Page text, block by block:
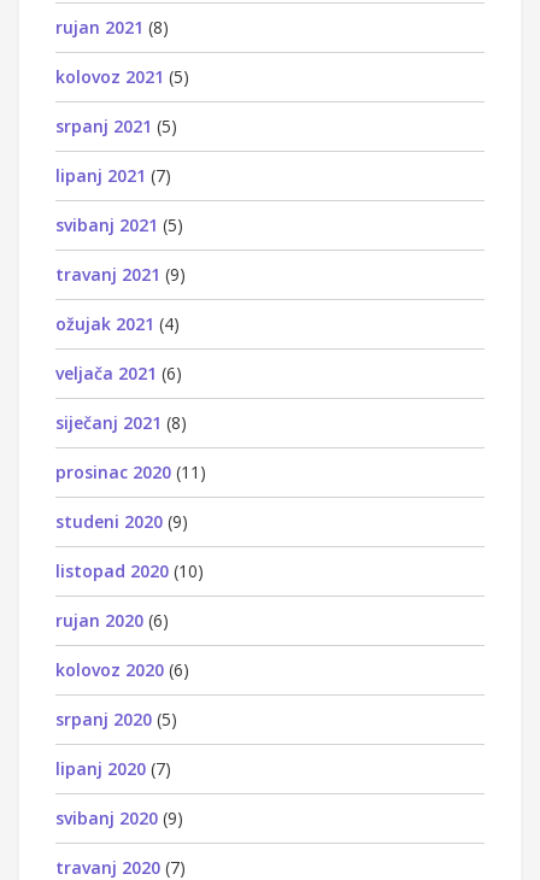
rujan 2021 (8)
kolovoz 2021 (5)
srpanj 2021 (5)
lipanj 2021 (7)
svibanj 2021 (5)
travanj 2021 (9)
ožujak 2021 (4)
veljača 2021 (6)
siječanj 2021 (8)
prosinac 2020 (11)
studeni 2020 (9)
listopad 2020 (10)
rujan 2020 (6)
kolovoz 2020 (6)
srpanj 2020 (5)
lipanj 2020 (7)
svibanj 2020 (9)
travanj 2020 (7)